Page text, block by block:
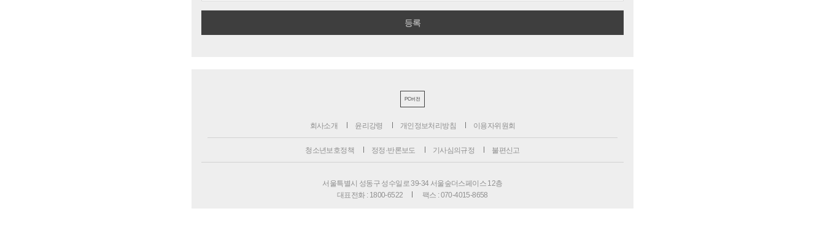
PC버전
회사소개 윤리강령 개인정보처리방침 이용자위원회
청소년보호정책 정정·반론보도 기사심의규정 불편신고
서울특별시 성동구 성수일로 39-34 서울숲더스페이스 12층
대표전화 : 1800-6522
팩스 : 070-4015-8658